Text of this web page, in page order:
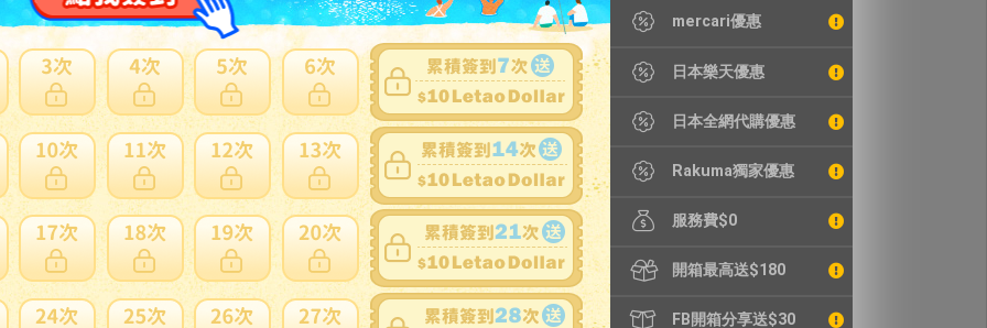
mercari優惠
日本樂天優惠
日本全網代購優惠
Rakuma獨家優惠
服務費$0
開箱最高送$180
FB開箱分享送$30